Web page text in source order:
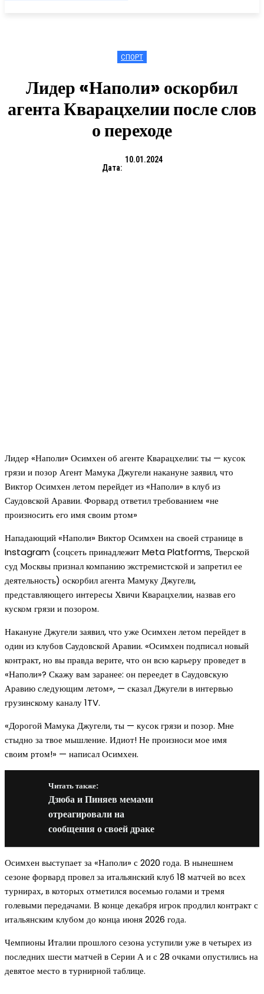
СПОРТ
Лидер «Наполи» оскорбил
агента Кварацхелии после слов
о переходе
Дата:
10.01.2024
Лидер «Наполи» Осимхен об агенте Кварацхелии: ты — кусок
грязи и позор Агент Мамука Джугели накануне заявил, что
Виктор Осимхен летом перейдет из «Наполи» в клуб из
Саудовской Аравии. Форвард ответил требованием «не
произносить его имя своим ртом»
Нападающий «Наполи» Виктор Осимхен на своей странице в
Instagram (соцсеть принадлежит Meta Platforms, Тверской
суд Москвы признал компанию экстремистской и запретил ее
деятельность) оскорбил агента Мамуку Джугели,
представляющего интересы Хвичи Кварацхелии, назвав его
куском грязи и позором.
Накануне Джугели заявил, что уже Осимхен летом перейдет в
один из клубов Саудовской Аравии. «Осимхен подписал новый
контракт, но вы правда верите, что он всю карьеру проведет в
«Наполи»? Скажу вам заранее: он переедет в Саудовскую
Аравию следующим летом», — сказал Джугели в интервью
грузинскому каналу 1TV.
«Дорогой Мамука Джугели, ты — кусок грязи и позор. Мне
стыдно за твое мышление. Идиот! Не произноси мое имя
своим ртом!» — написал Осимхен.
Читать также:
Дзюба и Пиняев мемами
отреагировали на
сообщения о своей драке
Осимхен выступает за «Наполи» с 2020 года. В нынешнем
сезоне форвард провел за итальянский клуб 18 матчей во всех
турнирах, в которых отметился восемью голами и тремя
голевыми передачами. В конце декабря игрок продлил контракт с
итальянским клубом до конца июня 2026 года.
Чемпионы Италии прошлого сезона уступили уже в четырех из
последних шести матчей в Серии А и с 28 очками опустились на
девятое место в турнирной таблице.